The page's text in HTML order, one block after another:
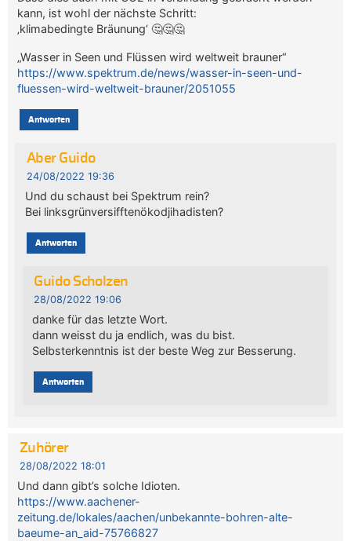
kann, ist wohl der nächste Schritt:
‚klimabedingte Bräunung‘ 🤔🤔🤔
„Wasser in Seen und Flüssen wird weltweit brauner“
https://www.spektrum.de/news/wasser-in-seen-und-
fluessen-wird-weltweit-brauner/2051055
Antworten
Aber Guido
24/08/2022 19:36
Und du schaust bei Spektrum rein?
Bei linksgrünversifftenökodjihadisten?
Antworten
Guido Scholzen
28/08/2022 19:06
danke für das letzte Wort.
dann weisst du ja endlich, was du bist.
Selbsterkenntnis ist der beste Weg zur Besserung.
Antworten
Zuhörer
28/08/2022 18:01
Und dann gibt’s solche Idioten.
https://www.aachener-
zeitung.de/lokales/aachen/unbekannte-bohren-alte-
baeume-an_aid-75766827